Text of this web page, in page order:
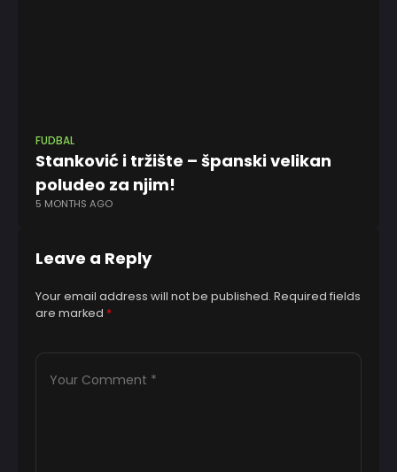
FUDBAL
Stanković i tržište – španski velikan
poludeo za njim!
5 MONTHS AGO
Leave a Reply
Your email address will not be published. Required fields
are marked *